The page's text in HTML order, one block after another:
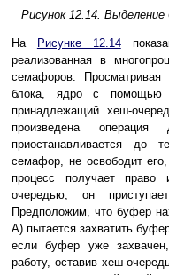
Рисунок 12.14.
На Рисунке 12.14
реализованная в
семафоров.
блока, ядро с помощью
принадлежащий хеш-
произведена
приостанавливается до
семафор, не освободит
процесс получает право
очередью, он
Предположим, что буфер
A) пытается захватить
если буфер уже
работу, оставив хеш-